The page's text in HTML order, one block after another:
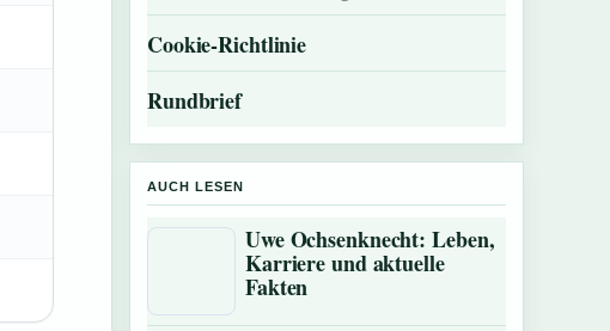
Cookie-Richtlinie
Rundbrief
AUCH LESEN
Uwe Ochsenknecht: Leben,
Karriere und aktuelle
Fakten